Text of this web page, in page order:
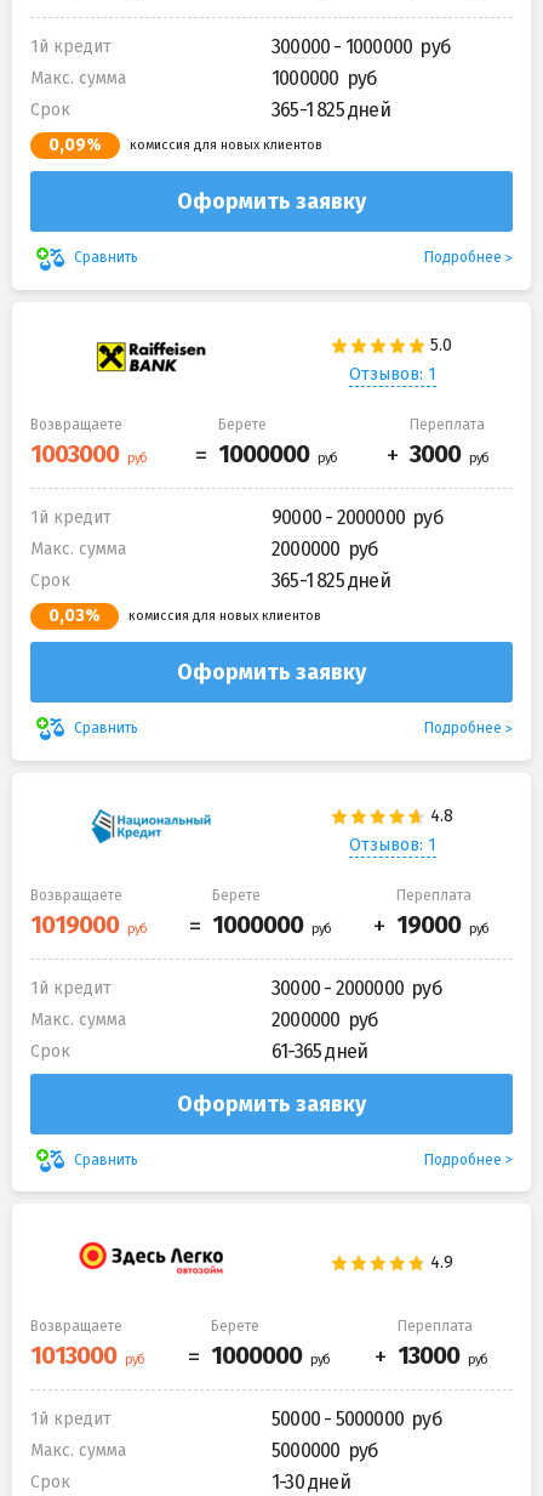
1й кредит 300000 - 1000000
Макс. сумма 1000000
Срок 365-1 825 дней
0,09% комиссия для новых клиентов
Оформить заявку
Сравнить Подробнее
Отзывов: 1
Возвращаете Берете Переплата
1й кредит 90000 - 2000000
Макс. сумма 2000000
Срок 365-1 825 дней
0,03% комиссия для новых клиентов
Оформить заявку
Сравнить Подробнее
Отзывов: 1
Возвращаете Берете Переплата
1й кредит 30000 - 2000000
Макс. сумма 2000000
Срок 61-365 дней
Оформить заявку
Сравнить Подробнее
Возвращаете Берете Переплата
1й кредит 50000 - 5000000
Макс. сумма 5000000
Срок 1-30 дней